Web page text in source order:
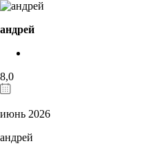
андрей
8,0
июнь 2026
андрей